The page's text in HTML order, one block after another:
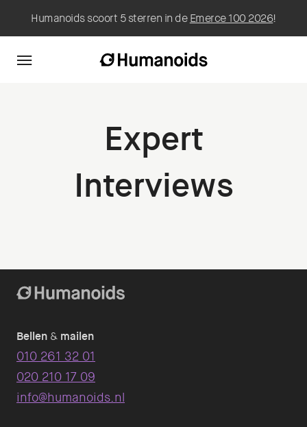
Humanoids scoort 5 sterren in deEmerce 100 2026!
Expert
Interviews
Bellen & mailen
010 261 32 01
020 210 17 09
info@humanoids.nl